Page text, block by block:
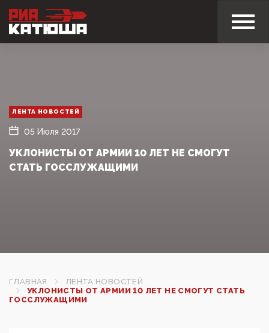
ЛЕНТА НОВОСТЕЙ
05 Июля 2017
УКЛОНИСТЫ ОТ АРМИИ 10 ЛЕТ НЕ СМОГУТ
СТАТЬ ГОССЛУЖАЩИМИ
ГЛАВНАЯ
ЛЕНТА НОВОСТЕЙ
УКЛОНИСТЫ ОТ АРМИИ 10 ЛЕТ НЕ СМОГУТ СТАТЬ
ГОССЛУЖАЩИМИ